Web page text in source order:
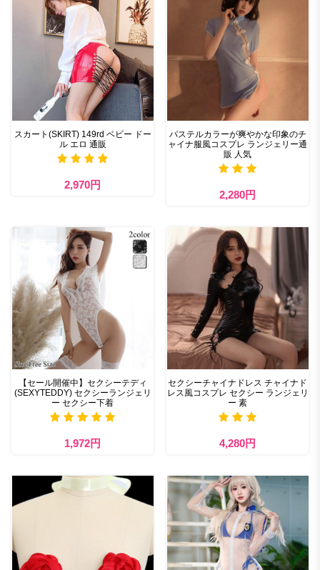
スカート(SKIRT) 149rd ベビー ドー
ル エロ 通販
2,970円
パステルカラーが爽やかな印象のチ
ャイナ服風コスプレ ランジェリー通
販 人気
2,280円
【セール開催中】セクシーテディ
(SEXYTEDDY) セクシーランジェリ
ー セクシー下着
1,972円
セクシーチャイナドレス チャイナド
レス風コスプレ セクシー ランジェリ
ー 素
4,280円